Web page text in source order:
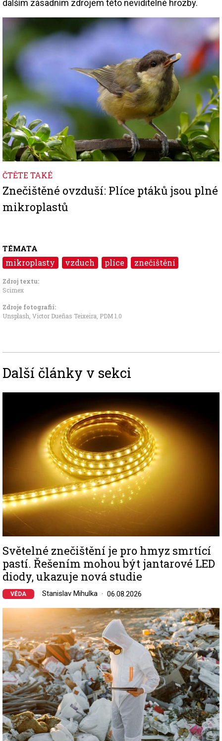
dalším zásadním zdrojem této neviditelné hrozby.
ČTĚTE TAKÉ
Znečištěné ovzduší: Plíce ptáků jsou plné
mikroplastů
TÉMATA
mikroplasty vzduch plíce znečištění
Zdroj textu:
Scimex
Zdroje fotografii:
Unsplash, Victor Dueñas Teixeira PDM 1.0
Další články v sekci
Světelné znečištění je pro hmyz smrtící
pastí. Řešením mohou být jantarové LED
diody, ukazuje nová studie
VĚDA Stanislav Mihulka 06.08.2026
Image